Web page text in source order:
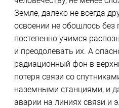
Земле, далеко не всегда
освоении не обошлось
постепенно учимся
и преодолевать их. А
радиационный фон в
потеря связи со
наземными станциями, и
аварии на линиях связи и